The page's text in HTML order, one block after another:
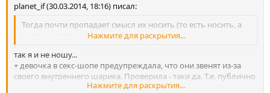
Лучше повышать искренность🙂
тревожности всякие ,у всех участников
planet_if (30.03.2014, 18:16) писал:
Тогда почти пропадает смысл их носить (то есть носить, а
не тренироваться в ванной)Нажмите для раскрытия...
так я и не ношу...
+ девочка в секс-шопе предупреждала, что они звенят из-за
своего внутреннего шарика. Проверила - таки да. Т.е. публично
с ними ходуить не стоит.Нажмите для раскрытия...